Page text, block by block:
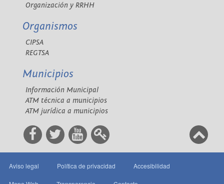
Organización y RRHH
Organismos
CIPSA
REGTSA
Municipios
Información Municipal
ATM técnica a municipios
ATM jurídica a municipios
Aviso legal Política de privacidad Accesibilidad